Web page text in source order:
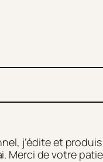
j’édite et
Merci de votre